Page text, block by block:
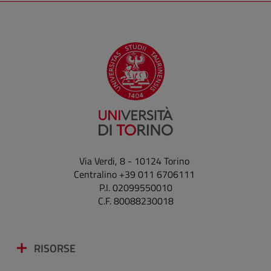
Via Verdi, 8 - 10124 Torino
Centralino +39 011 6706111
P.I. 02099550010
C.F. 80088230018
RISORSE